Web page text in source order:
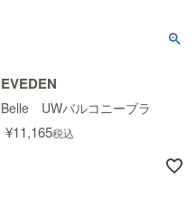
(GG-JJ)
EVEDEN
Belle UWバルコニーブラ
¥11,165税込